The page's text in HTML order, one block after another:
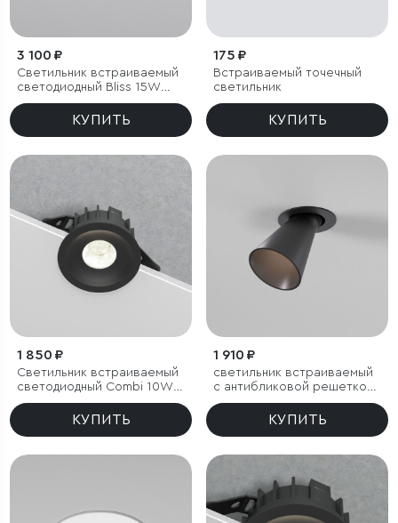
3 100 ₽
Светильник встраиваемый
светодиодный Bliss 15W
4000K белый
КУПИТЬ
175 ₽
Встраиваемый точечный
светильник
КУПИТЬ
1 850 ₽
Светильник встраиваемый
светодиодный Combi 10W
4000K черный
КУПИТЬ
1 910 ₽
светильник встраиваемый
с антибликовой решеткой
Bell 8W 3000K черный
КУПИТЬ